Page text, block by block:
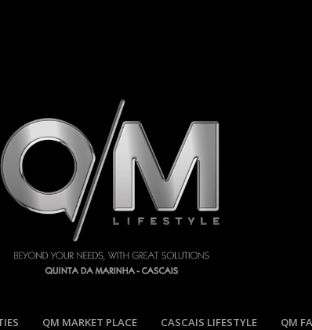
QM MARKET PLACE CASCAIS LIFESTYLE QM